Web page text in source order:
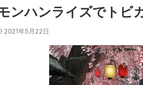
ンハンライズでトビ
2021年5月22日